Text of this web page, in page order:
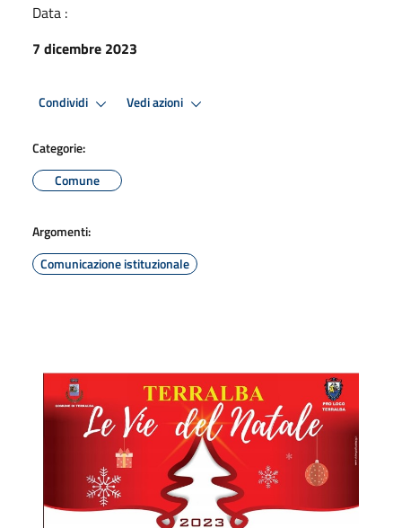
Data :
7 dicembre 2023
Condividi Vedi azioni
Categorie:
Comune
Argomenti:
Comunicazione istituzionale